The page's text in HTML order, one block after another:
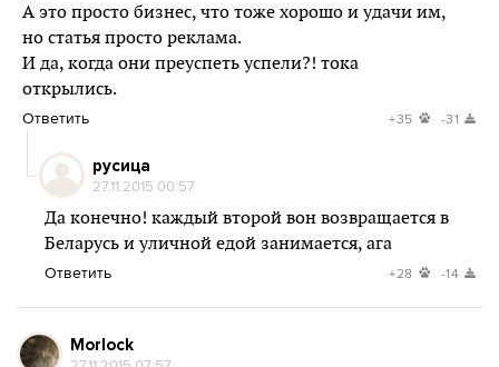
А это просто бизнес, что тоже хорошо и удачи им,
но статья просто реклама.
И да, когда они преуспеть успели?! тока
открылись.
Ответить +35 -31
русица
27.11.2015 00:57
Да конечно! каждый второй вон возвращается в
Беларусь и уличной едой занимается, ага
Ответить +28 -14
Morlock